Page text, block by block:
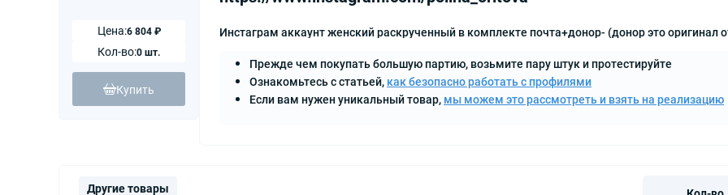
Цена:6 804 ₽
Кол-во:0 шт.
Купить
Инстаграм аккаунт женский раскрученный в комплекте почта+донор- (донор это оригинал
Прежде чем покупать большую партию, возьмите пару штук и протестируйте
Ознакомьтесь с статьей, как безопасно работать с профилями
Если вам нужен уникальный товар, мы можем это рассмотреть и взять на реализацию
Другие товары